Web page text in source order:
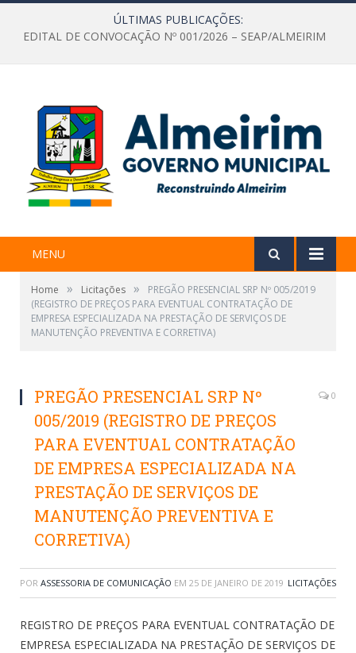
ÚLTIMAS PUBLICAÇÕES:
EDITAL DE CONVOCAÇÃO Nº 001/2026 – SEAP/ALMEIRIM
MENU
Home » Licitações »
PREGÃO PRESENCIAL SRP Nº 005/2019
(REGISTRO DE PREÇOS PARA EVENTUAL CONTRATAÇÃO DE
EMPRESA ESPECIALIZADA NA PRESTAÇÃO DE SERVIÇOS DE
MANUTENÇÃO PREVENTIVA E CORRETIVA)
PREGÃO PRESENCIAL SRP Nº
005/2019 (REGISTRO DE PREÇOS
PARA EVENTUAL CONTRATAÇÃO
DE EMPRESA ESPECIALIZADA NA
PRESTAÇÃO DE SERVIÇOS DE
MANUTENÇÃO PREVENTIVA E
CORRETIVA)
0
POR ASSESSORIA DE COMUNICAÇÃO EM 25 DE JANEIRO DE 2019 LICITAÇÕES
REGISTRO DE PREÇOS PARA EVENTUAL CONTRATAÇÃO DE
EMPRESA ESPECIALIZADA NA PRESTAÇÃO DE SERVIÇOS DE